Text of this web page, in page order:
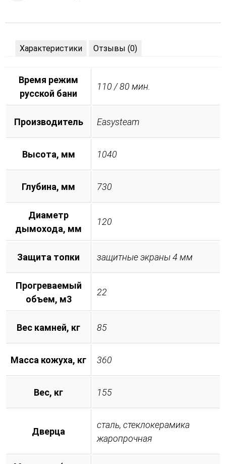
Характеристики Отзывы (0)
Время режим
русской бани
110 / 80 мин.
Производитель Easysteam
Высота, мм 1040
Глубина, мм 730
Диаметр
дымохода, мм
120
Защита топки защитные экраны 4 мм
Прогреваемый
объем, м3
22
Вес камней, кг 85
Масса кожуха, кг 360
Вес, кг 155
Дверца
сталь, стеклокерамика
жаропрочная